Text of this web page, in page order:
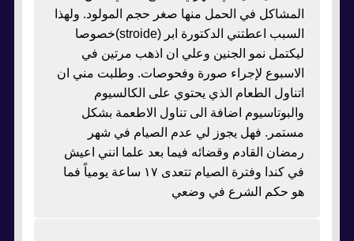
المشاكل في الحمل منها صغر حجم المولود. ولهذا
السبب اعطتني الدكتورة ابر (stroide)خصوصا
ليكتمل نمو الجنين وعلي ان اذهب مرتين في
الاسبوع لإجراء صورة وفحوصات. وطلبت مني ان
اتناول الطعام الذي يحتوي على الكالسيوم
والبوتاسيوم اضافة الى تناول الاطعمة بشكل
مستمر. فهل يجوز لي عدم الصيام في شهر
رمضان القادم وقضائه فيما بعد علما انني اعيش
في كندا وفترة الصيام تتعدى ١٧ ساعة يومياً فما
هو حكم الشرع في وضعي